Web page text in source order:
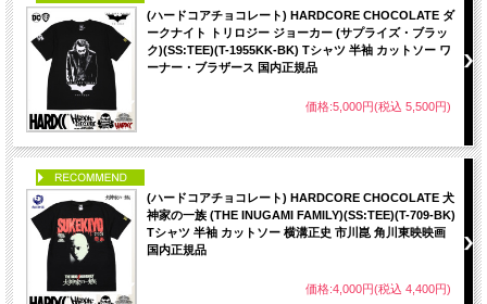
(ハードコアチョコレート) HARDCORE CHOCOLATE ダ
ークナイト トリロジー ジョーカー (サプライズ・ブラッ
ク)(SS:TEE)(T-1955KK-BK) Tシャツ 半袖 カットソー ワ
ーナー・ブラザース 国内正規品
価格:5,000円(税込 5,500円)
(ハードコアチョコレート) HARDCORE CHOCOLATE 犬
神家の一族 (THE INUGAMI FAMILY)(SS:TEE)(T-709-BK)
Tシャツ 半袖 カットソー 横溝正史 市川崑 角川東映映画
国内正規品
価格:4,000円(税込 4,400円)